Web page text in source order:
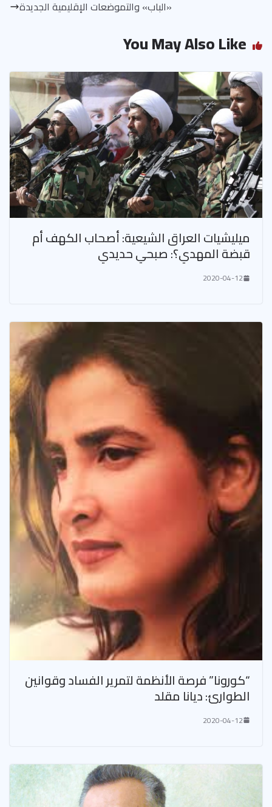
p
«الباب» والتموضعات الإقليمية الجديدة
You May Also Like
ميليشيات العراق الشيعية: أصحاب الكهف أم
قبضة المهدي؟: صبحي حديدي
2020-04-12
“كورونا” فرصة الأنظمة لتمرير الفساد وقوانين
الطوارئ: ديانا مقلد
2020-04-12